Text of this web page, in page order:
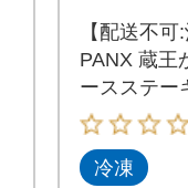
【配送不
PANX 蔵王
ースステー
ーグ
00g×5枚)
ス200g×2
冷凍